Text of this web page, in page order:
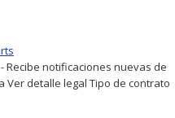
Recibe notificaciones nuevas de
detalle legal Tipo de contrato